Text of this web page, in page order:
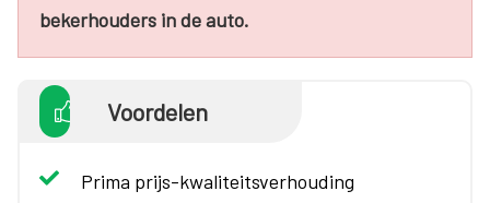
bekerhouders in de auto.
Voordelen
Prima prijs-kwaliteitsverhouding